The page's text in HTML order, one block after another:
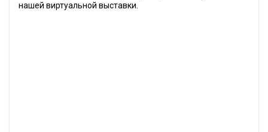
нашей виртуальной выставки.